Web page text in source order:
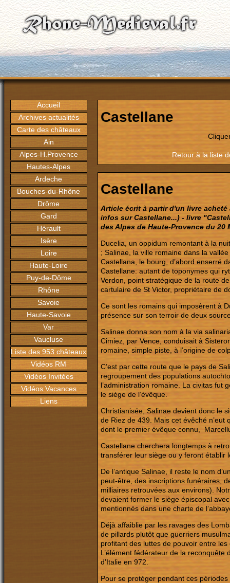
Accueil
Archives actualités
Carte des châteaux
Ain
Alpes-H.Provence
Hautes-Alpes
Ardeche
Bouches-du-Rhône
Drôme
Gard
Hérault
Isère
Loire
Haute-Loire
Puy-de-Dôme
Rhône
Savoie
Haute-Savoie
Var
Vaucluse
Liste des 953 châteaux
Vidéos RM
Vidéos Invitées
Vidéos Vacances
Liens
Castellane
Retour à la liste
Castellane
Article écrit à partir d'un livre
infos sur Castellane...) - livre
des Alpes de Haute-Provence du 20
Ducelia, un oppidum remontant à la
; Salinae, la ville romaine dans la
Castellana, le bourg, d’abord enserré
Castellane: autant de toponymes qui
Verdon, point stratégique de la route
cartulaire de St Victor, propriétaire de
Ce sont les romains qui imposèrent à
présence sur son terroir de deux
Salinae donna son nom à la via
Cimiez, par Vence, conduisait à
romaine, simple piste, à l’origine de
C’est par cette route que le pays de
regroupement des populations
l’administration romaine. La civitas fut
le siège de l’évêque.
Christianisée, Salinae devient donc le
de Riez de 439. Mais cet évêché n’eut
dont le premier évêque connu,
Castellane cherchera longtemps à
transférer leur siège ou y feront établir
De l’antique Salinae, il reste le nom
peut-être, des inscriptions funéraires,
milliaires retrouvées aux environs).
devaient former le siège épiscopal
mentionnés dans une charte de
Déjà affaiblie par les ravages des
de pillards plutôt que guerriers
profitant des luttes de pouvoir entre
L’élément fédérateur de la
d’Italie en 972.
Pour se protéger pendant ces